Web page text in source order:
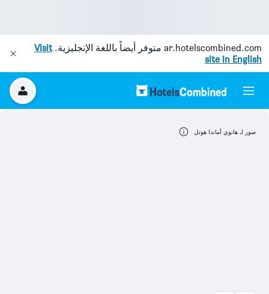
ar.hotelscombined.com متوفر أيضاً باللغة الإنجليزية.Visit
site in English
صور لـ هانوي أماندا هوتل